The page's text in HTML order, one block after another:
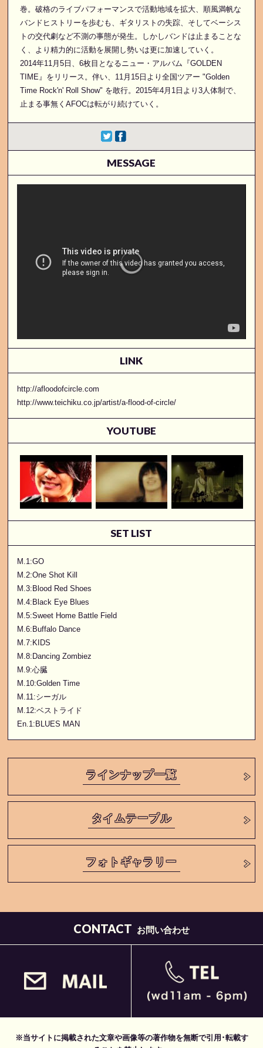
巻。破格のライブパフォーマンスで活動地域を拡大、順風満帆な
バンドヒストリーを歩むも、ギタリストの失踪、そしてベーシス
トの交代劇など不測の事態が発生。しかしバンドは止まることな
く、より精力的に活動を展開し勢いは更に加速していく。
2014年11月5日、6枚目となるニュー・アルバム『GOLDEN
TIME』をリリース。伴い、11月15日より全国ツアー "Golden
Time Rock'n' Roll Show" を敢行。2015年4月1日より3人体制で、
止まる事無くAFOCは転がり続けていく。
MESSAGE
LINK
http://afloodofcircle.com
http://www.teichiku.co.jp/artist/a-flood-of-circle/
YOUTUBE
SET LIST
M.1:GO
M.2:One Shot Kill
M.3:Blood Red Shoes
M.4:Black Eye Blues
M.5:Sweet Home Battle Field
M.6:Buffalo Dance
M.7:KIDS
M.8:Dancing Zombiez
M.9:心臓
M.10:Golden Time
M.11:シーガル
M.12:ベストライド
En.1:BLUES MAN
ラインナップ一覧
タイムテーブル
フォトギャラリー
CONTACT お問い合わせ
※当サイトに掲載された文章や画像等の著作物を無断で引用･転載す